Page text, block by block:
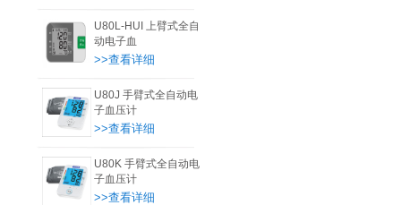
U80L-HUI 上臂式全自
动电子血
>>查看详细
U80J 手臂式全自动电
子血压计
>>查看详细
U80K 手臂式全自动电
子血压计
>>查看详细